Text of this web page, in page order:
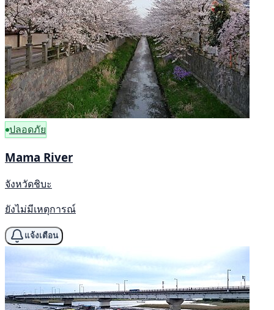
ปลอดภัย
Mama River
จังหวัดชิบะ
ยังไม่มีเหตุการณ์
แจ้งเตือน